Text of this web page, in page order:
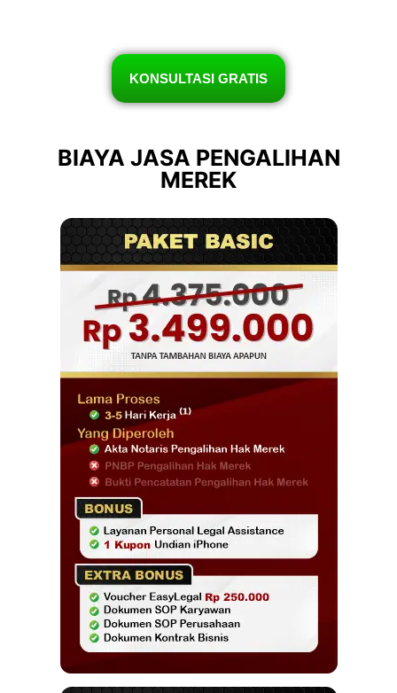
KONSULTASI GRATIS
BIAYA JASA PENGALIHAN
MEREK